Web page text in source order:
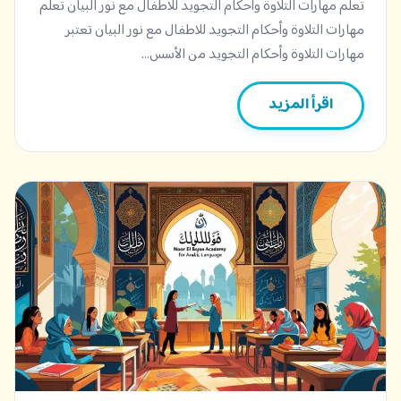
تعلم مهارات التلاوة وأحكام التجويد للاطفال مع نور البيان تعلم
مهارات التلاوة وأحكام التجويد للاطفال مع نور البيان تعتبر
مهارات التلاوة وأحكام التجويد من الأسس…
اقرأ المزيد